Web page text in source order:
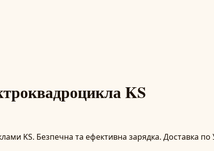
KS
KS. Безпечна та ефективна зарядка. Доставка по